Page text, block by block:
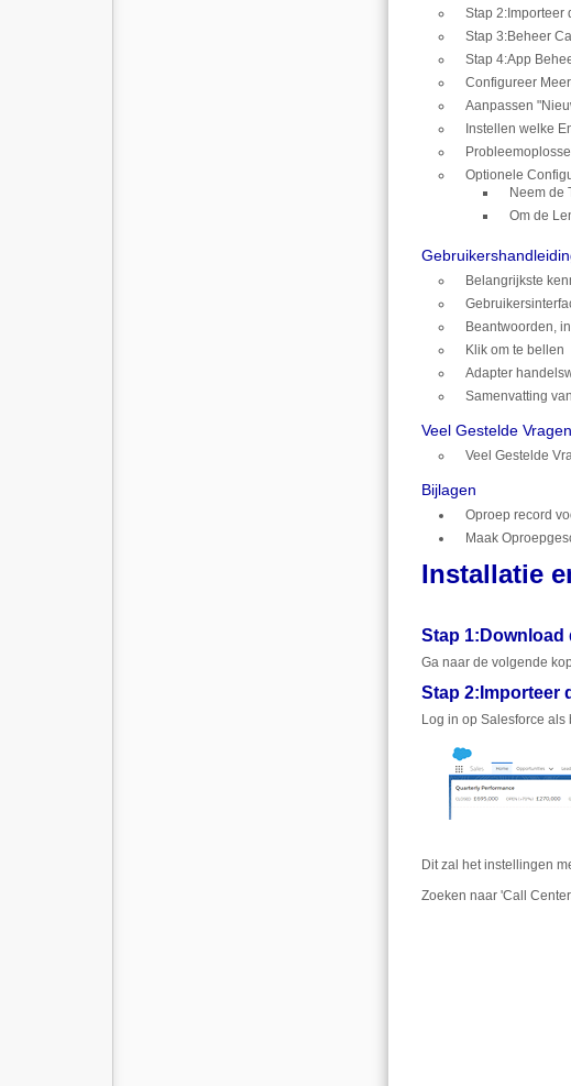
Stap 2: Importeer
Stap 3:Beheer
Stap 4:App
Configureer
Aanpassen
Instellen welke
Optionele
Neem de
Om de
Belangrijkste
Beantwoorden,
Klik om te bellen
Adapter
Samenvatting
Veel Gestelde Vragen
Veel Gestelde
Bijlagen
Oproep record
Maak
Installatie
Stap 1: Download
Ga naar de volgende
Stap 2: Importeer
Log in op Salesforce
Dit zal het instellingen
Zoeken naar 'Call